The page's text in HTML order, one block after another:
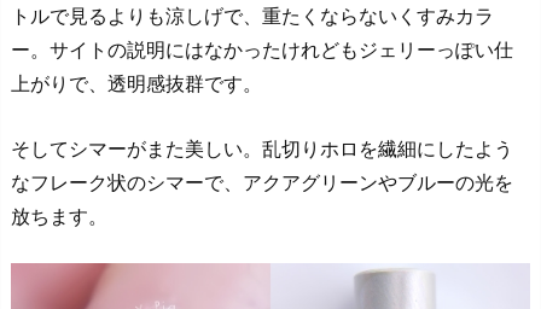
トルで見るよりも涼しげで、重たくならないくすみカラ
ー。サイトの説明にはなかったけれどもジェリーっぽい仕
上がりで、透明感抜群です。
そしてシマーがまた美しい。乱切りホロを繊細にしたよう
なフレーク状のシマーで、アクアグリーンやブルーの光を
放ちます。